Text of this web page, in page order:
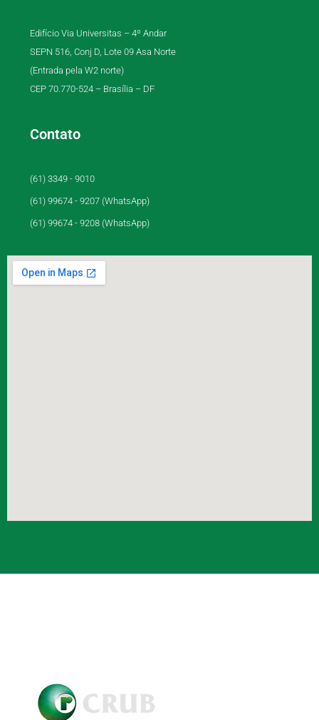
Edifício Via Universitas – 4º Andar
SEPN 516, Conj D, Lote 09 Asa Norte
(Entrada pela W2 norte)
CEP 70.770-524 – Brasília – DF
Contato
(61) 3349 - 9010
(61) 99674 - 9207 (WhatsApp)
(61) 99674 - 9208 (WhatsApp)